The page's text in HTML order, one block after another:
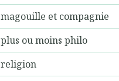
magouille et compagnie
plus ou moins philo
religion